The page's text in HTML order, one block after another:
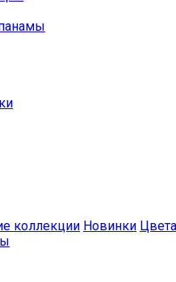
коллекции Новинки Цвета